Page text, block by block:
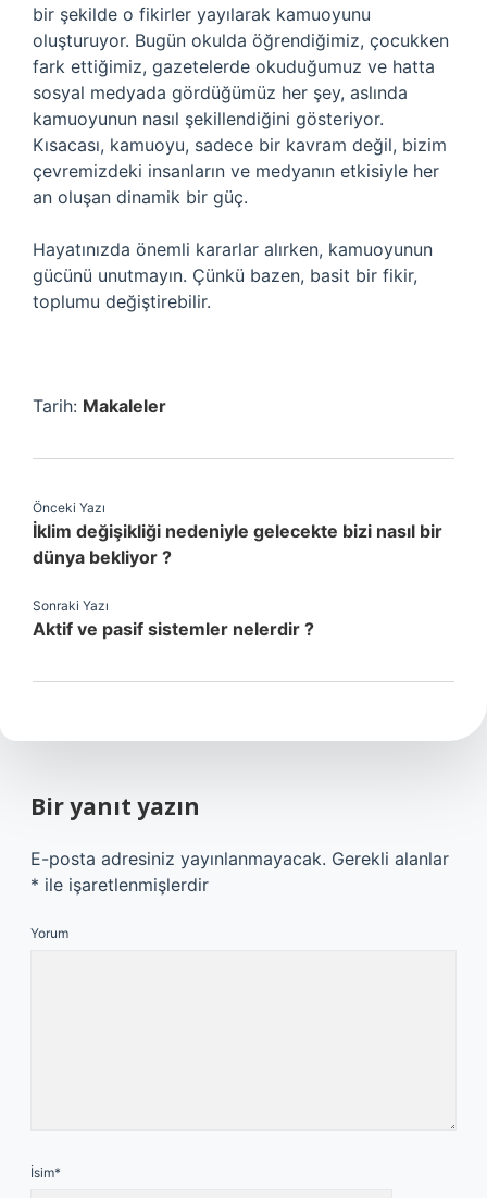
bir şekilde o fikirler yayılarak kamuoyunu
oluşturuyor. Bugün okulda öğrendiğimiz, çocukken
fark ettiğimiz, gazetelerde okuduğumuz ve hatta
sosyal medyada gördüğümüz her şey, aslında
kamuoyunun nasıl şekillendiğini gösteriyor.
Kısacası, kamuoyu, sadece bir kavram değil, bizim
çevremizdeki insanların ve medyanın etkisiyle her
an oluşan dinamik bir güç.
Hayatınızda önemli kararlar alırken, kamuoyunun
gücünü unutmayın. Çünkü bazen, basit bir fikir,
toplumu değiştirebilir.
Tarih: Makaleler
Önceki Yazı
İklim değişikliği nedeniyle gelecekte bizi nasıl bir
dünya bekliyor ?
Sonraki Yazı
Aktif ve pasif sistemler nelerdir ?
Bir yanıt yazın
E-posta adresiniz yayınlanmayacak. Gerekli alanlar
* ile işaretlenmişlerdir
Yorum
İsim*